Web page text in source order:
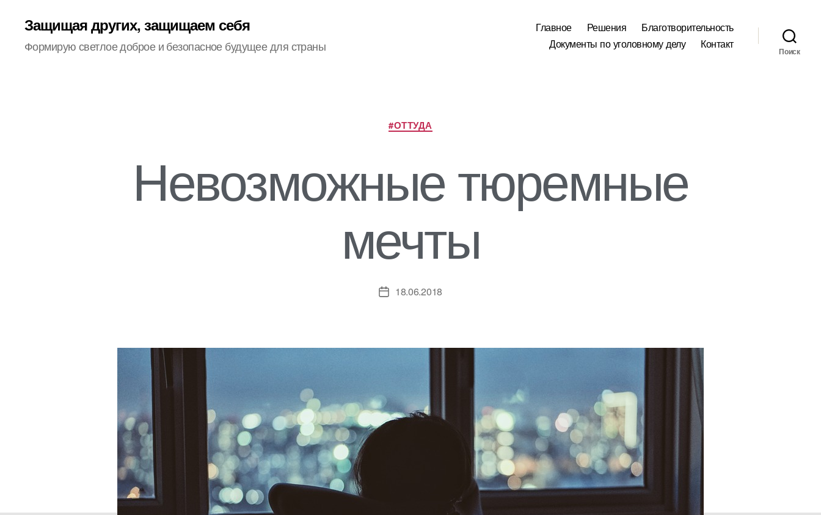
Защищая других, защищаем себя
Формирую светлое доброе и безопасное будущее для страны
Главное Решения
Благотворительность
Документы по уголовному делу
Контакт
Поиск
Рубрики
#ОТТУДА
Невозможные тюремные
мечты
Дата18.06.2018